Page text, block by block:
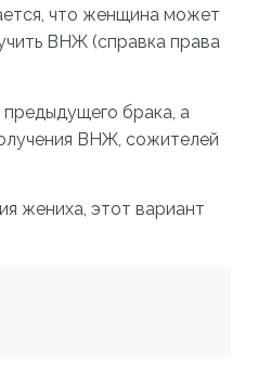
что женщина может
ВНЖ (справка права
брака, а
ВНЖ, сожителей
жениха, этот вариант